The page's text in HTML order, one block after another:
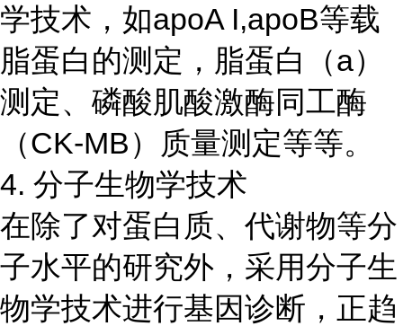
学技术，如apoA I,apoB等载
脂蛋白的测定，脂蛋白（a）
测定、磷酸肌酸激酶同工酶
（CK-MB）质量测定等等。
4. 分子生物学技术
在除了对蛋白质、代谢物等分
子水平的研究外，采用分子生
物学技术进行基因诊断，正趋